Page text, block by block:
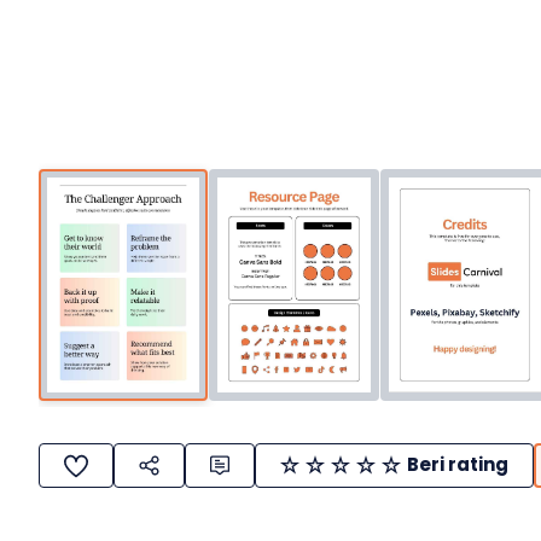
Beri rating